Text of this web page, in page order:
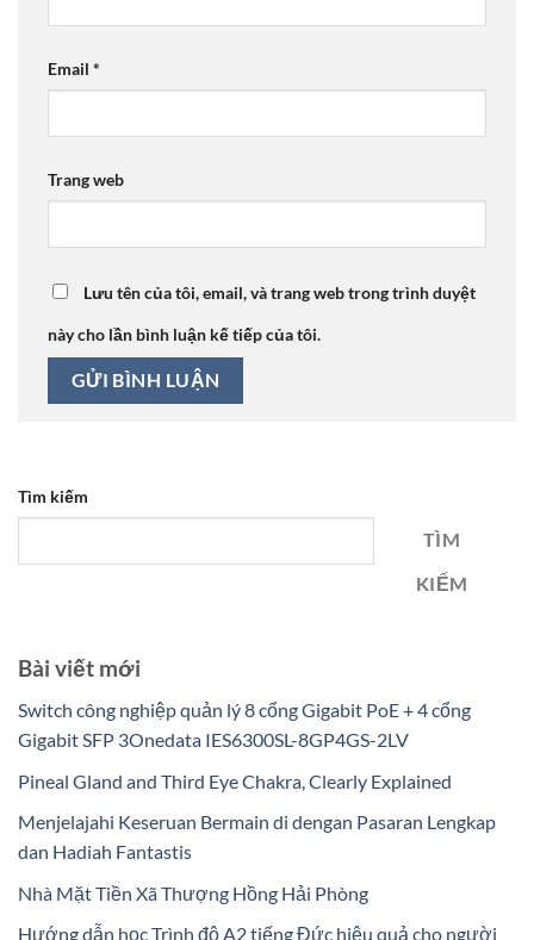
Email *
Trang web
Lưu tên của tôi, email, và trang web trong trình duyệt
này cho lần bình luận kế tiếp của tôi.
Tìm kiếm
TÌM
KIẾM
Bài viết mới
Switch công nghiệp quản lý 8 cổng Gigabit PoE + 4 cổng
Gigabit SFP 3Onedata IES6300SL-8GP4GS-2LV
Pineal Gland and Third Eye Chakra, Clearly Explained
Menjelajahi Keseruan Bermain di dengan Pasaran Lengkap
dan Hadiah Fantastis
Nhà Mặt Tiền Xã Thượng Hồng Hải Phòng
Hướng dẫn học Trình độ A2 tiếng Đức hiệu quả cho người